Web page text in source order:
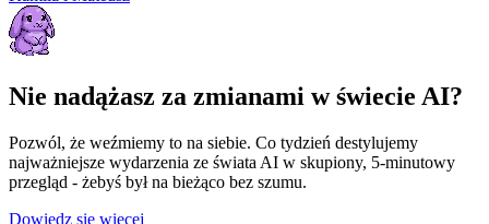
Nie nadążasz za zmianami w świecie AI?
Pozwól, że weźmiemy to na siebie. Co tydzień destylujemy
najważniejsze wydarzenia ze świata AI w skupiony, 5-minutowy
przegląd - żebyś był na bieżąco bez szumu.
Dowiedz się więcej